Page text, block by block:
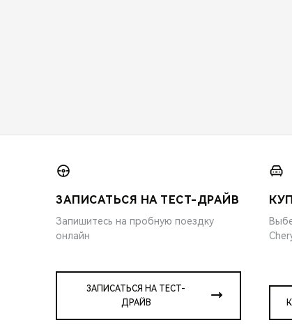
ЗАПИСАТЬСЯ НА ТЕСТ-ДРАЙВ
Запишитесь на пробную поездку
онлайн
ЗАПИСАТЬСЯ НА ТЕСТ-
ДРАЙВ